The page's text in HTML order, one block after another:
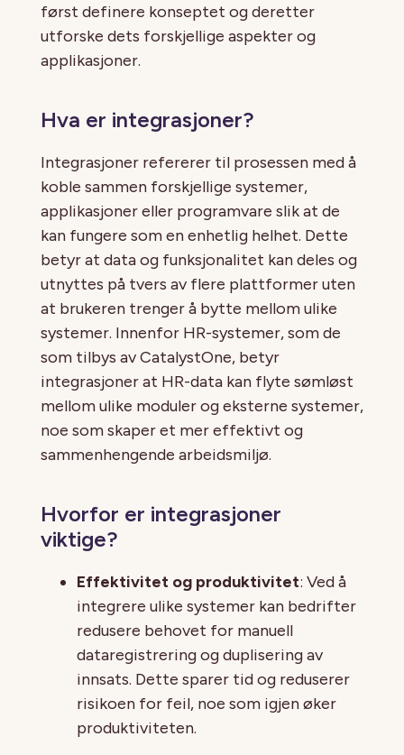
først definere konseptet og deretter
utforske dets forskjellige aspekter og
applikasjoner.
Hva er integrasjoner?
Integrasjoner refererer til prosessen med å
koble sammen forskjellige systemer,
applikasjoner eller programvare slik at de
kan fungere som en enhetlig helhet. Dette
betyr at data og funksjonalitet kan deles og
utnyttes på tvers av flere plattformer uten
at brukeren trenger å bytte mellom ulike
systemer. Innenfor HR-systemer, som de
som tilbys av CatalystOne, betyr
integrasjoner at HR-data kan flyte sømløst
mellom ulike moduler og eksterne systemer,
noe som skaper et mer effektivt og
sammenhengende arbeidsmiljø.
Hvorfor er integrasjoner
viktige?
Effektivitet og produktivitet: Ved å
integrere ulike systemer kan bedrifter
redusere behovet for manuell
dataregistrering og duplisering av
innsats. Dette sparer tid og reduserer
risikoen for feil, noe som igjen øker
produktiviteten.